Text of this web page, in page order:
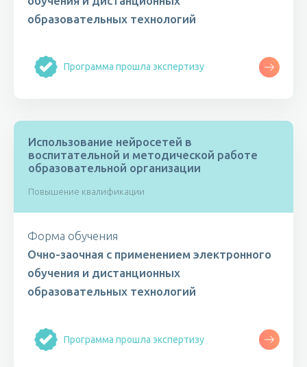
образовательных технологий
Программа прошла экспертизу
Использование нейросетей в
воспитательной и методической работе
образовательной организации
Повышение квалификации
Форма обучения
Очно-заочная с применением электронного
обучения и дистанционных
образовательных технологий
Программа прошла экспертизу